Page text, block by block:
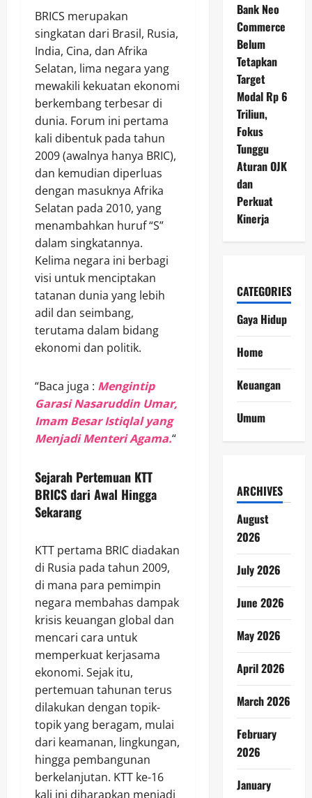
BRICS merupakan
singkatan dari Brasil, Rusia,
India, Cina, dan Afrika
Selatan, lima negara yang
mewakili kekuatan ekonomi
berkembang terbesar di
dunia. Forum ini pertama
kali dibentuk pada tahun
2009 (awalnya hanya BRIC),
dan kemudian diperluas
dengan masuknya Afrika
Selatan pada 2010, yang
menambahkan huruf “S”
dalam singkatannya.
Kelima negara ini berbagi
visi untuk menciptakan
tatanan dunia yang lebih
adil dan seimbang,
terutama dalam bidang
ekonomi dan politik.
“Baca juga : Mengintip
Garasi Nasaruddin Umar,
Imam Besar Istiqlal yang
Menjadi Menteri Agama.“
Sejarah Pertemuan KTT
BRICS dari Awal Hingga
Sekarang
KTT pertama BRIC diadakan
di Rusia pada tahun 2009,
di mana para pemimpin
negara membahas dampak
krisis keuangan global dan
mencari cara untuk
memperkuat kerjasama
ekonomi. Sejak itu,
pertemuan tahunan terus
dilakukan dengan topik-
topik yang beragam, mulai
dari keamanan, lingkungan,
hingga pembangunan
berkelanjutan. KTT ke-16
kali ini diharapkan menjadi
Bank Neo
Commerce
Belum
Tetapkan
Target
Modal Rp 6
Triliun,
Fokus
Tunggu
Aturan OJK
dan
Perkuat
Kinerja
CATEGORIES
Gaya Hidup
Home
Keuangan
Umum
ARCHIVES
August
2026
July 2026
June 2026
May 2026
April 2026
March 2026
February
2026
January